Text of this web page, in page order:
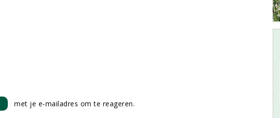
met je e-mailadres om te reageren.